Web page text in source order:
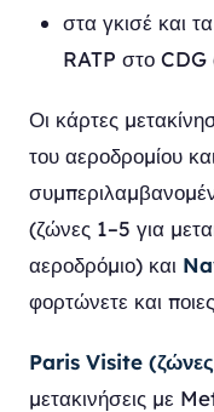
στα γκισέ και
RATP στο CDG
Οι κάρτες
του αεροδρομίου
(ζώνες 1–5 για
αεροδρόμιο) και
φορτώνετε και
Paris Visite
μετακινήσεις με